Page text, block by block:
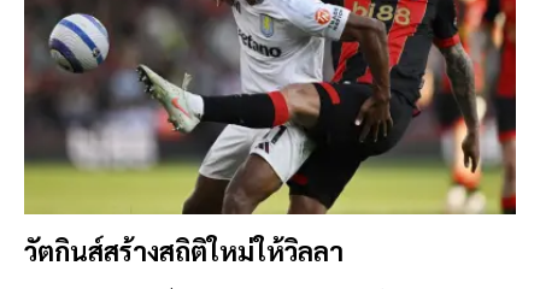
วัตกินส์สร้างสถิติใหม่ให้วิลลา